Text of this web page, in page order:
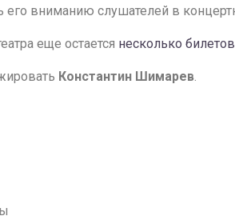
вниманию слушателей в
еще остается несколько
Константин Шимарев.